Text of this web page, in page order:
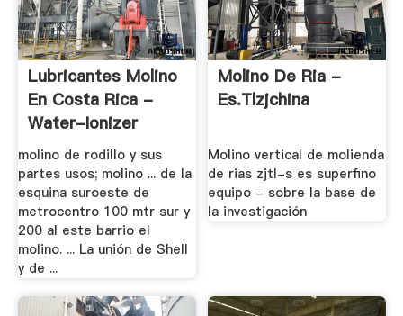
Lubricantes Molino
En Costa Rica -
Water-Ionizer
molino de rodillo y sus
partes usos; molino ... de la
esquina suroeste de
metrocentro 100 mtr sur y
200 al este barrio el
molino. ... La unión de Shell
y de ...
Molino De Ria -
Es.tlzjchina
Molino vertical de molienda
de rias zjtl-s es superfino
equipo - sobre la base de
la investigación